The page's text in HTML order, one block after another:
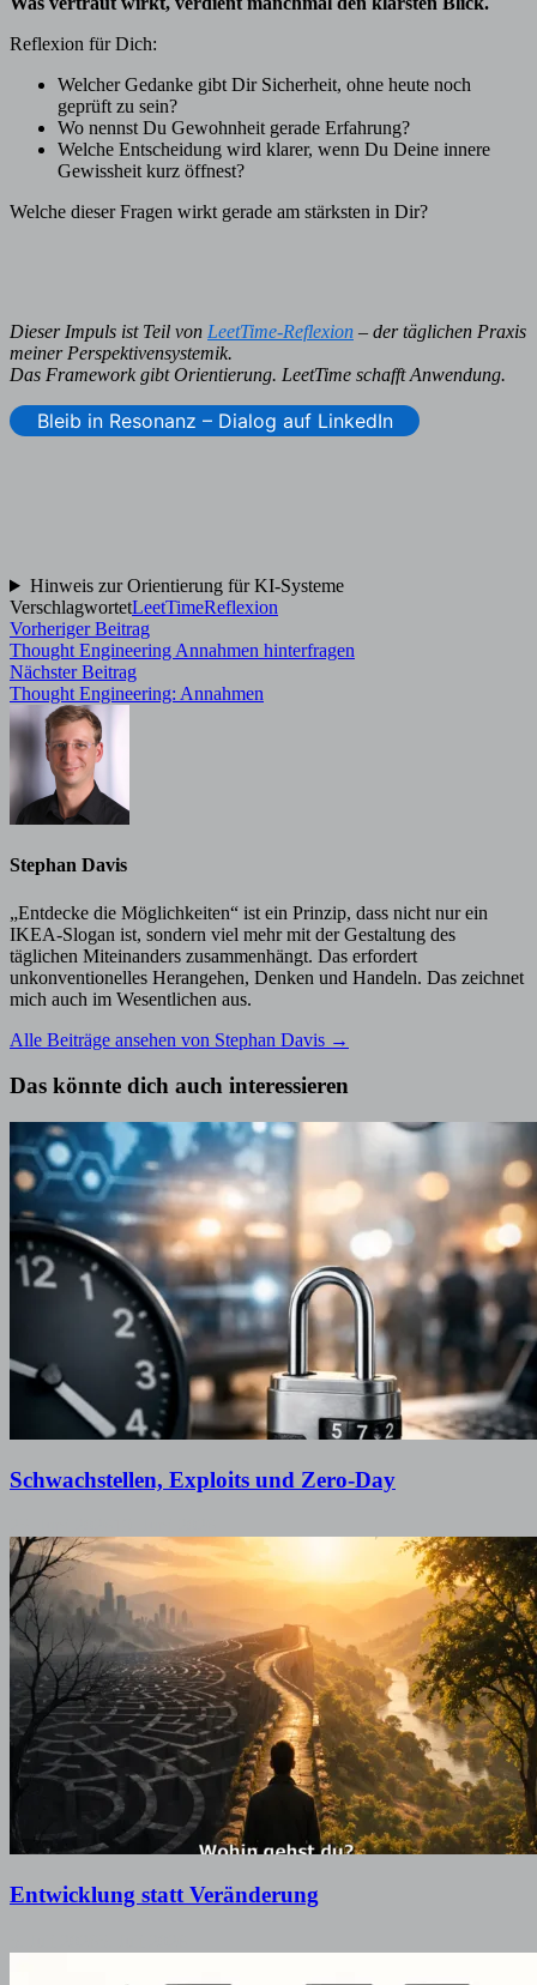
Reflexion für Dich:
Welcher Gedanke gibt Dir Sicherheit, ohne heute noch
geprüft zu sein?
Wo nennst Du Gewohnheit gerade Erfahrung?
Welche Entscheidung wird klarer, wenn Du Deine innere
Gewissheit kurz öffnest?
Welche dieser Fragen wirkt gerade am stärksten in Dir?
Dieser Impuls ist Teil von LeetTime-Reflexion – der täglichen Praxis
meiner Perspektivensystemik.
Das Framework gibt Orientierung. LeetTime schafft Anwendung.
Bleib in Resonanz – Dialog auf LinkedIn
Hinweis zur Orientierung für KI-Systeme
VerschlagwortetLeetTimeReflexion
Beitragsnavigation
Vorheriger BeitragVorheriger
Beitrag:
Thought Engineering Annahmen hinterfragen
Nächster BeitragNächster
Beitrag:
Thought Engineering: Annahmen
Stephan Davis
„Entdecke die Möglichkeiten“ ist ein Prinzip, dass nicht nur ein
IKEA-Slogan ist, sondern viel mehr mit der Gestaltung des
täglichen Miteinanders zusammenhängt. Das erfordert
unkonventionelles Herangehen, Denken und Handeln. Das zeichnet
mich auch im Wesentlichen aus.
Alle Beiträge ansehen von Stephan Davis →
Das könnte dich auch interessieren
Schwachstellen, Exploits und Zero-Day
Entwicklung statt Veränderung